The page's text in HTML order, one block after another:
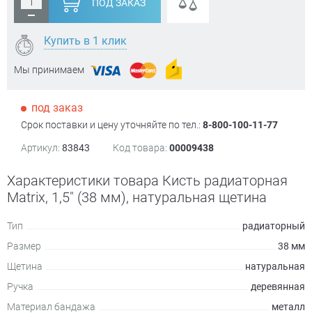
ПОД ЗАКАЗ
Купить в 1 клик
Мы принимаем
под заказ
Срок поставки и цену уточняйте по тел.: 8-800-100-11-77
Артикул: 83843 Код товара: 00009438
Характеристики товара Кисть радиаторная
Matrix, 1,5" (38 мм), натуральная щетина
Тип
радиаторный
Размер
38 мм
Щетина
натуральная
Ручка
деревянная
Материал бандажа
металл